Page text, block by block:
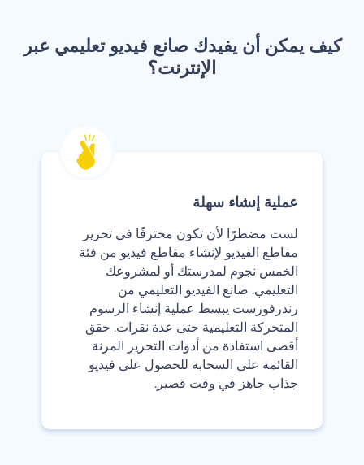
‫كيف يمكن أن يفيدك صانع فيديو تعليمي عبر
الإنترنت؟‬
‫عملية إنشاء سهلة‬
‫لست مضطرًا لأن تكون محترفًا في تحرير
مقاطع الفيديو لإنشاء مقاطع فيديو من فئة
الخمس نجوم لمدرستك أو لمشروعك
التعليمي. صانع الفيديو التعليمي من
رندرفورست يبسط عملية إنشاء الرسوم
المتحركة التعليمية حتى عدة نقرات. حقق
أقصى استفادة من أدوات التحرير المرنة
القائمة على السحابة للحصول على فيديو
جذاب جاهز في وقت قصير.‬